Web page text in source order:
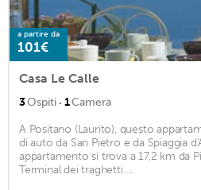
a partire da
101€
Casa Le Calle
3Ospiti · 1Camera
A Positano (Laurito), questo
di auto da San Pietro e da Spiaggia
appartamento si trova a 17,2 km da
Terminal dei traghetti ...